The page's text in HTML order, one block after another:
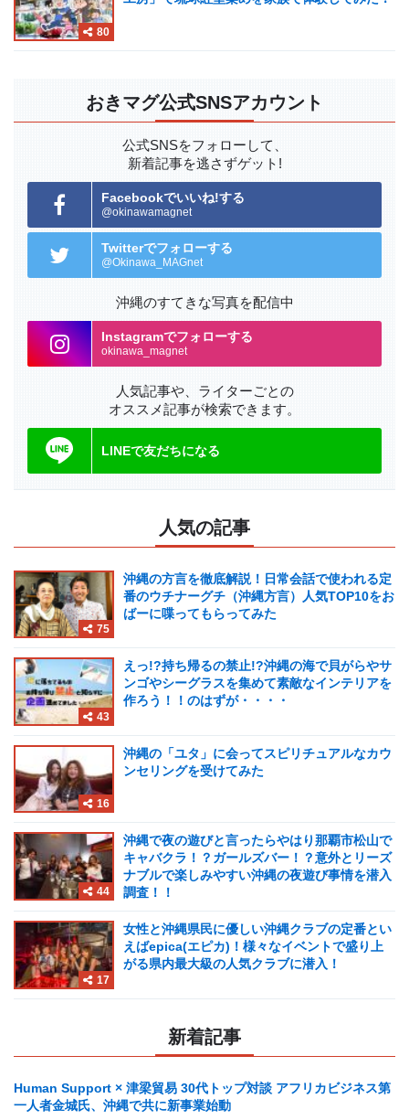
80
おきマグ公式SNSアカウント
公式SNSをフォローして、
新着記事を逃さずゲット!
Facebookでいいね!する
@okinawamagnet
Twitterでフォローする
@Okinawa_MAGnet
沖縄のすてきな写真を配信中
Instagramでフォローする
okinawa_magnet
人気記事や、ライターごとの
オススメ記事が検索できます。
LINEで友だちになる
人気の記事
75
沖縄の方言を徹底解説！日常会話で使われる定
番のウチナーグチ（沖縄方言）人気TOP10をお
ばーに喋ってもらってみた
43
えっ!?持ち帰るの禁止!?沖縄の海で貝がらやサ
ンゴやシーグラスを集めて素敵なインテリアを
作ろう！！のはずが・・・・
16
沖縄の「ユタ」に会ってスピリチュアルなカウ
ンセリングを受けてみた
44
沖縄で夜の遊びと言ったらやはり那覇市松山で
キャバクラ！？ガールズバー！？意外とリーズ
ナブルで楽しみやすい沖縄の夜遊び事情を潜入
調査！！
17
女性と沖縄県民に優しい沖縄クラブの定番とい
えばepica(エピカ)！様々なイベントで盛り上
がる県内最大級の人気クラブに潜入！
新着記事
Human Support × 津梁貿易 30代トップ対談 アフリカビジネス第
一人者金城氏、沖縄で共に新事業始動